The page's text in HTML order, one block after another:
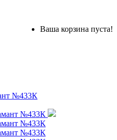
Ваша корзина пуста!
№433К